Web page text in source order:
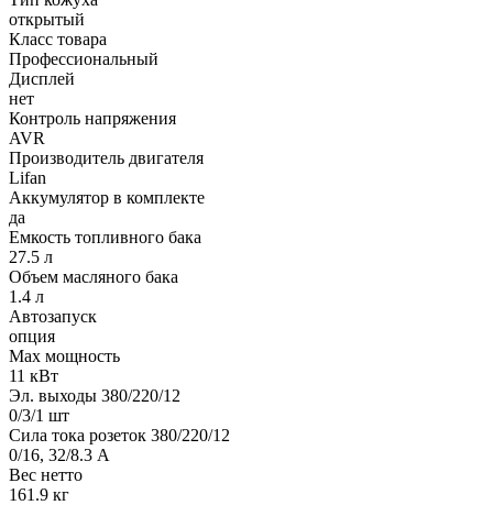
открытый
Класс товара
Профессиональный
Дисплей
нет
Контроль напряжения
AVR
Производитель двигателя
Lifan
Аккумулятор в комплекте
да
Емкость топливного бака
27.5 л
Объем масляного бака
1.4 л
Автозапуск
опция
Max мощность
11 кВт
Эл. выходы 380/220/12
0/3/1 шт
Сила тока розеток 380/220/12
0/16, 32/8.3 А
Вес нетто
161.9 кг